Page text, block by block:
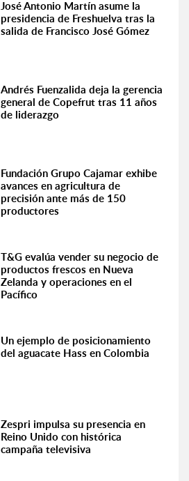
José Antonio Martín asume la
presidencia de Freshuelva tras la
salida de Francisco José Gómez
Andrés Fuenzalida deja la gerencia
general de Copefrut tras 11 años
de liderazgo
Fundación Grupo Cajamar exhibe
avances en agricultura de
precisión ante más de 150
productores
T&G evalúa vender su negocio de
productos frescos en Nueva
Zelanda y operaciones en el
Pacífico
Un ejemplo de posicionamiento
del aguacate Hass en Colombia
Zespri impulsa su presencia en
Reino Unido con histórica
campaña televisiva